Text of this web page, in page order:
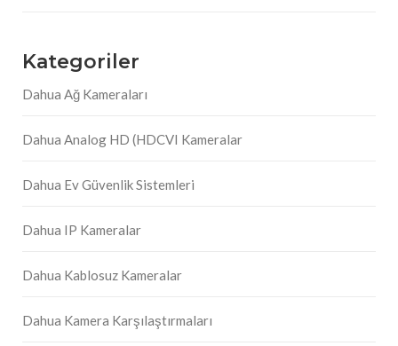
Kategoriler
Dahua Ağ Kameraları
Dahua Analog HD (HDCVI Kameralar
Dahua Ev Güvenlik Sistemleri
Dahua IP Kameralar
Dahua Kablosuz Kameralar
Dahua Kamera Karşılaştırmaları